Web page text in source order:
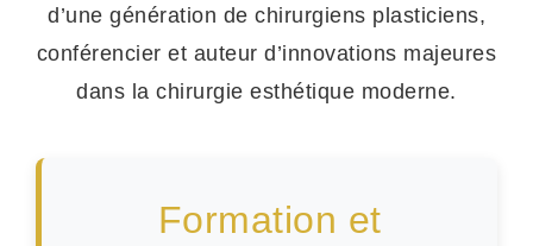
d’une génération de chirurgiens plasticiens,
conférencier et auteur d’innovations majeures
dans la chirurgie esthétique moderne.
Formation et